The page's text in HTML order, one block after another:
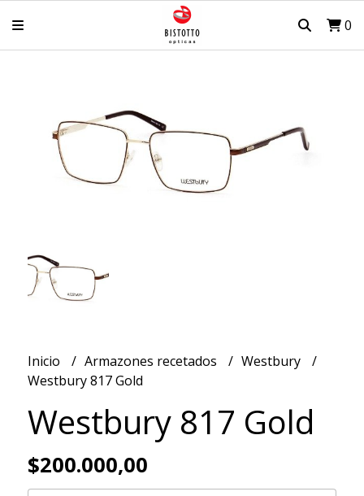
0
Inicio Armazones recetados
Westbury
Westbury 817 Gold
Westbury 817 Gold
$200.000,00